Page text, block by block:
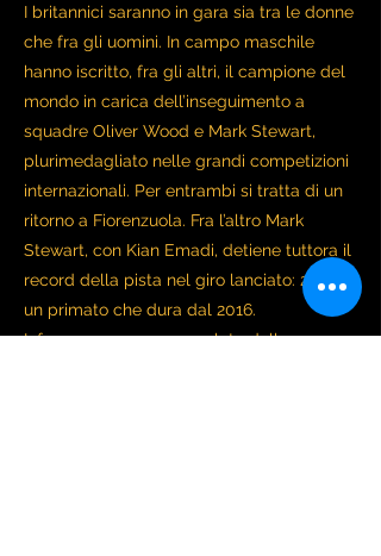
I britannici saranno in gara sia tra le donne
che fra gli uomini. In campo maschile
hanno iscritto, fra gli altri, il campione del
mondo in carica dell’inseguimento a
squadre Oliver Wood e Mark Stewart,
plurimedagliato nelle grandi competizioni
internazionali. Per entrambi si tratta di un
ritorno a Fiorenzuola. Fra l’altro Mark
Stewart, con Kian Emadi, detiene tuttora il
record della pista nel giro lanciato: 20”458,
un primato che dura dal 2016.
Info e programma completo della